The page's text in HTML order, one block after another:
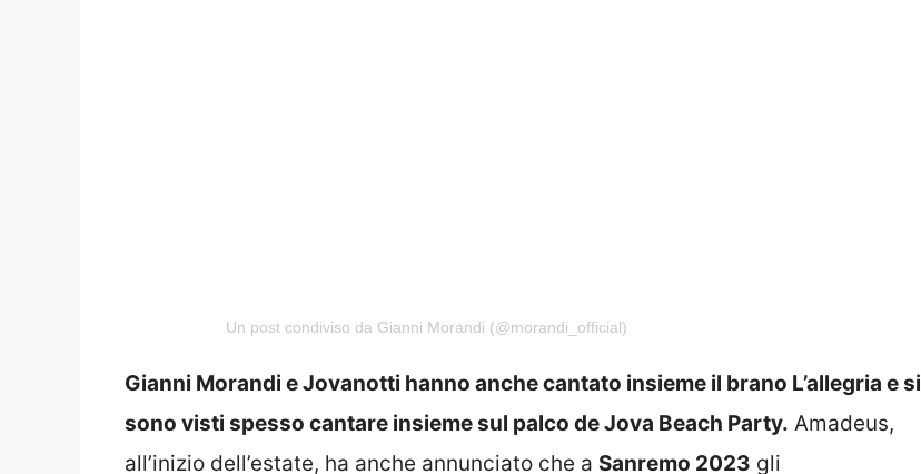
Un post condiviso da Gianni Morandi (@morandi_official)
Gianni Morandi e Jovanotti hanno anche cantato insieme il brano L’allegria e si
sono visti spesso cantare insieme sul palco de Jova Beach Party. Amadeus,
all’inizio dell’estate, ha anche annunciato che a Sanremo 2023 gli